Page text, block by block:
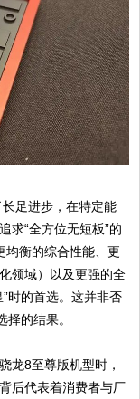
足进步，在特定能
求“全方位无短板”的
均衡的综合性能、更
领域）以及更强的全
时的首选。这并非否
择的结果。
龙8至尊版机型时，
后代表着消费者与厂